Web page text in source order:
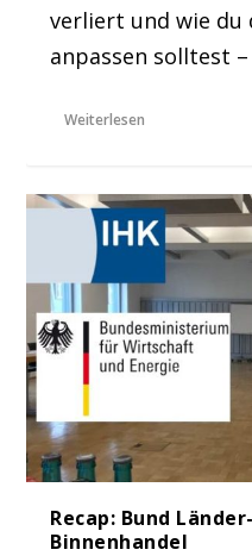
verliert und wie du
anpassen solltest
Weiterlesen
Recap: Bund
Binnenhandel